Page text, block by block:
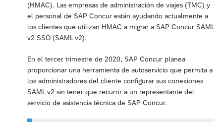
(HMAC). Las empresas de administración de viajes (TMC) y
el personal de SAP Concur están ayudando actualmente a
los clientes que utilizan HMAC a migrar a SAP Concur SAML
v2 SSO (SAML v2).
En el tercer trimestre de 2020, SAP Concur planea
proporcionar una herramienta de autoservicio que permita a
los administradores del cliente configurar sus conexiones
SAML v2 sin tener que recurrir a un representante del
servicio de asistencia técnica de SAP Concur.